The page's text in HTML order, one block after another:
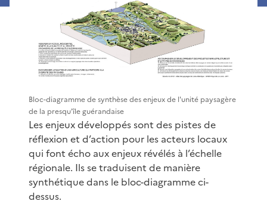
Bloc-diagramme de synthèse des enjeux de l'unité paysagère
de la presqu'île guérandaise
Les enjeux développés sont des pistes de
réflexion et d’action pour les acteurs locaux
qui font écho aux enjeux révélés à l’échelle
régionale. Ils se traduisent de manière
synthétique dans le bloc-diagramme ci-
dessus.